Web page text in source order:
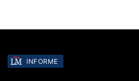
INFORME